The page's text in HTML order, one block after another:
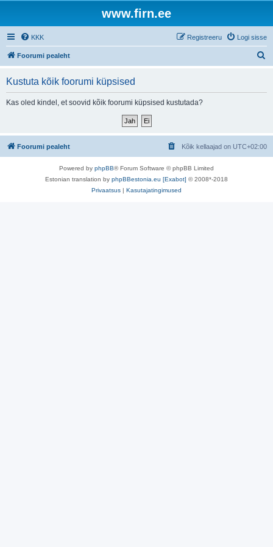
www.firn.ee
KKK Logi sisse
Registreeru
Foorumi pealeht
Kustuta kõik foorumi küpsised
Kas oled kindel, et soovid kõik foorumi küpsised kustutada?
Foorumi pealeht Kõik kellaajad on UTC+02:00
Powered by phpBB® Forum Software © phpBB Limited
Estonian translation by phpBBestonia.eu [Exabot] © 2008*-2018
Privaatsus | Kasutajatingimused